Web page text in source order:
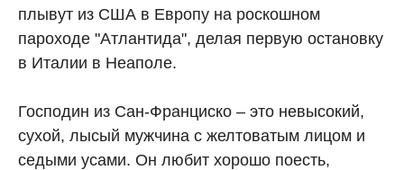
плывут из США в Европу на роскошном
пароходе "Атлантида", делая первую остановку
в Италии в Неаполе.
Господин из Сан-Франциско – это невысокий,
сухой, лысый мужчина с желтоватым лицом и
седыми усами. Он любит хорошо поесть,